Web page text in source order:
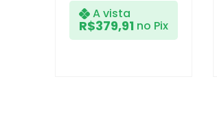
A vista
R$379,91 no Pix